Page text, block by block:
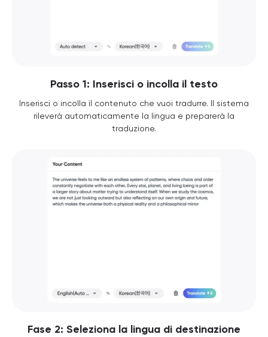
Passo 1: Inserisci o incolla il testo
Inserisci o incolla il contenuto che vuoi tradurre. Il sistema
rileverà automaticamente la lingua e preparerà la
traduzione.
Fase 2: Seleziona la lingua di destinazione